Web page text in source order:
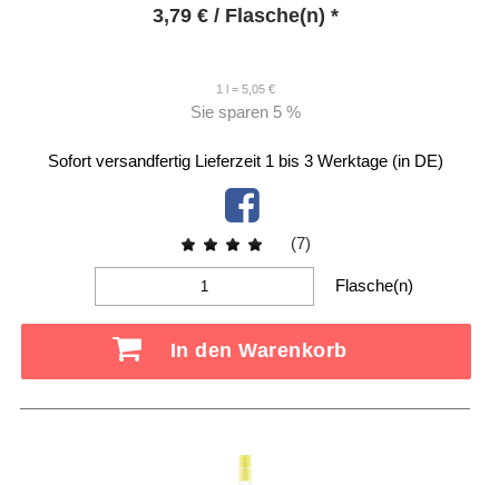
3,79 €/ Flasche(n) *
1 l = 5,05 €
Sie sparen 5 %
Sofort versandfertig Lieferzeit 1 bis 3 Werktage (in DE)
(7)
Flasche(n)
In den Warenkorb